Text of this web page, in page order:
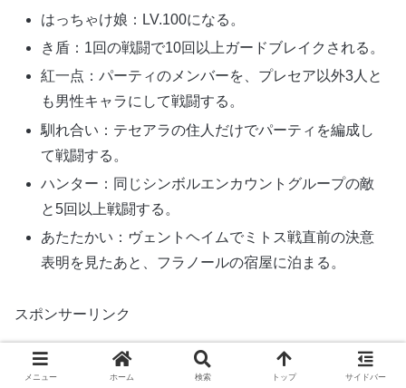
はっちゃけ娘：LV.100になる。
き盾：1回の戦闘で10回以上ガードブレイクされる。
紅一点：パーティのメンバーを、プレセア以外3人と
も男性キャラにして戦闘する。
馴れ合い：テセアラの住人だけでパーティを編成し
て戦闘する。
ハンター：同じシンボルエンカウントグループの敵
と5回以上戦闘する。
あたたかい：ヴェントヘイムでミトス戦直前の決意
表明を見たあと、フラノールの宿屋に泊まる。
スポンサーリンク
メニュー ホーム 検索 トップ サイドバー